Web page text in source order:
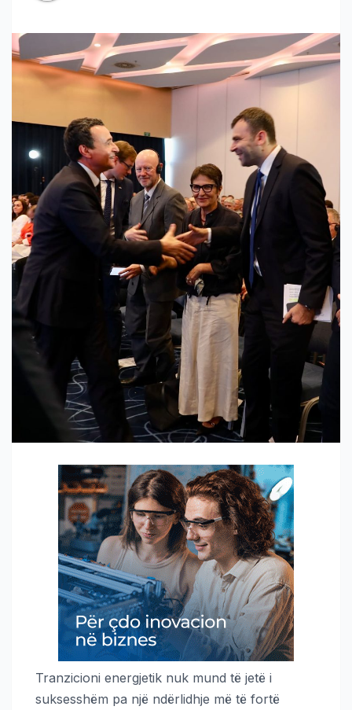
Tranzicioni energjetik nuk mund të jetë i
suksesshëm pa një ndërlidhje më të fortë